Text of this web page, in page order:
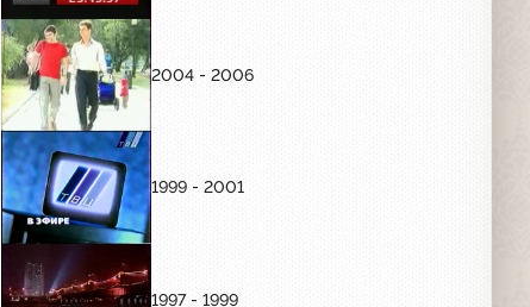
продержались до лета 2004 года даже после смены
логотипа, которая была в январе: все 4 цвета
оформления объединили.
00:05
День
2004 - 2006
1999 - 2001
1997 - 1999